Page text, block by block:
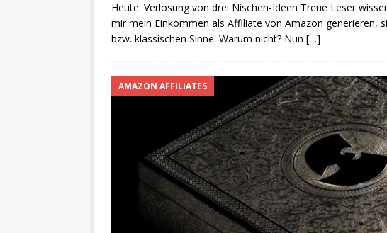
Heute: Verlosung von drei Nischen-Ideen Treue Leser
mir mein Einkommen als Affiliate von Amazon generieren,
bzw. klassischen Sinne. Warum nicht? Nun […]
AMAZON AFFILIATES